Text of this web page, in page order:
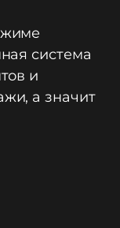
система
и
а значит